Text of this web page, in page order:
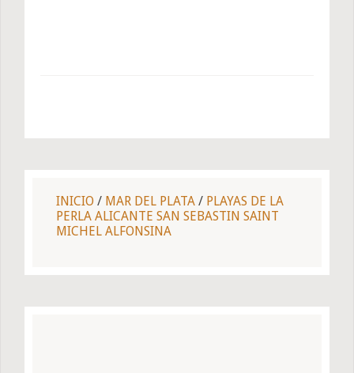
INICIO / MAR DEL PLATA / PLAYAS DE LA
PERLA ALICANTE SAN SEBASTIN SAINT
MICHEL ALFONSINA